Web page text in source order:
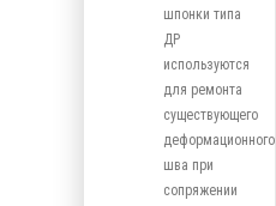
шпонки типа
ДР
используются
для ремонта
существующего
деформационного
шва при
сопряжении